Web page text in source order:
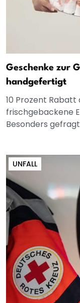
Geschenke zur
handgefertigt
10 Prozent
frischgebackene
Besonders
UNFALL